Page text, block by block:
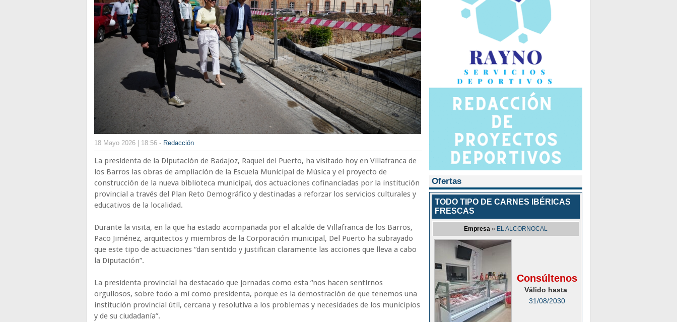
18 Mayo 2026 | 18:56 - Redacción
La presidenta de la Diputación de Badajoz, Raquel del Puerto, ha visitado hoy en Villafranca de
los Barros las obras de ampliación de la Escuela Municipal de Música y el proyecto de
construcción de la nueva biblioteca municipal, dos actuaciones cofinanciadas por la institución
provincial a través del Plan Reto Demográfico y destinadas a reforzar los servicios culturales y
educativos de la localidad.
Durante la visita, en la que ha estado acompañada por el alcalde de Villafranca de los Barros,
Paco Jiménez, arquitectos y miembros de la Corporación municipal, Del Puerto ha subrayado
que este tipo de actuaciones “dan sentido y justifican claramente las acciones que lleva a cabo
la Diputación”.
La presidenta provincial ha destacado que jornadas como esta “nos hacen sentirnos
orgullosos, sobre todo a mí como presidenta, porque es la demostración de que tenemos una
institución provincial útil, cercana y resolutiva a los problemas y necesidades de los municipios
y de su ciudadanía”.
Ofertas
TODO TIPO DE CARNES IBÉRICAS
FRESCAS
Empresa » EL ALCORNOCAL
Consúltenos
Válido hasta:
31/08/2030